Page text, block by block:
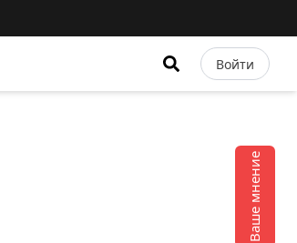
Войти
Ваше мнение